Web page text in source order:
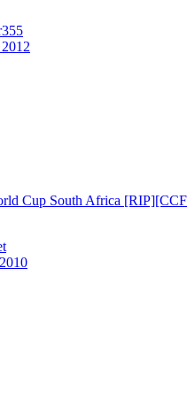
Cup South Africa